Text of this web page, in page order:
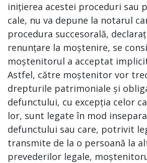
inițierea acestei proceduri sau
cale, nu va depune la notarul
procedura succesorală,
renunțare la moștenire, se
moștenitorul a acceptat
Astfel, către moștenitor vor
drepturile patrimoniale și
defunctului, cu excepția celor
lor, sunt legate în mod
defunctului sau care, potrivit
transmite de la o persoană la
prevederilor legale,